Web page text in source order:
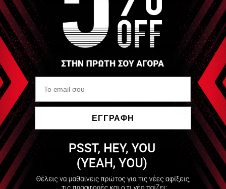
Εάν δεν γνωρίζετε την κωδικοποίηση των χρωμάτων σε
σχέση με την αντίσταση παρακαλώ δείτε
ΕΔΩή στην
παρακάτω εικόνα
Είδες Πρόσφατα
ΕΓΓΡΑΦΗ